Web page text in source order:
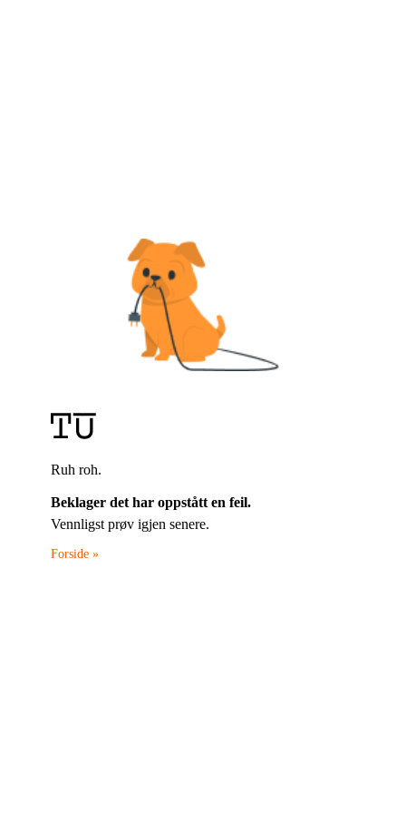
Ruh roh.
Beklager det har oppstått en feil.
Vennligst prøv igjen senere.
Forside »